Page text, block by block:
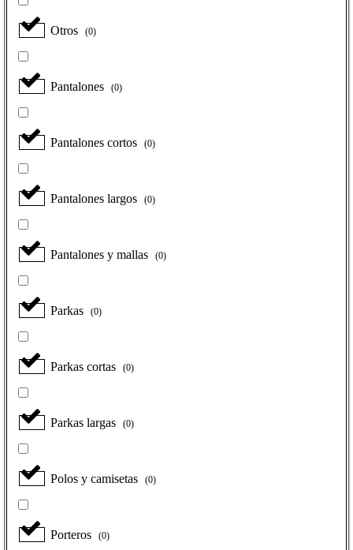
Otros (0)
Pantalones (0)
Pantalones cortos (0)
Pantalones largos (0)
Pantalones y mallas (0)
Parkas (0)
Parkas cortas (0)
Parkas largas (0)
Polos y camisetas (0)
Porteros (0)